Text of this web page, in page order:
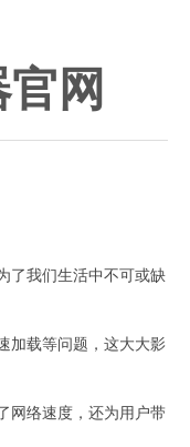
网
我们生活中不可或缺
载等问题，这大大影
络速度，还为用户带